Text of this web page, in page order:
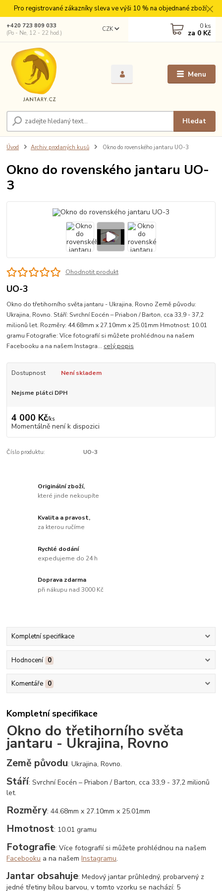
Pro registrované zákazníky sleva ve výši 10 % na objednané zboží.
Menu
CZK
Hledat
+420 723 809 033
(Po - Ne, 12 - 22 hod.)
0 ks
za 0 Kč
Úvod Archiv prodaných kusů Okno do rovenského jantaru UO-3
Okno do rovenského jantaru UO-
3
Ohodnotit produkt
UO-3
Okno do třetihorního světa jantaru - Ukrajina, Rovno Země původu:
Ukrajina, Rovno. Stáří: Svrchní Eocén – Priabon / Barton, cca 33,9 - 37,2
milionů let. Rozměry: 44.68mm x 27.10mm x 25.01mm Hmotnost: 10.01
gramu Fotografie: Více fotografií si můžete prohlédnou na našem
Facebooku a na našem Instagra... celý popis
Dostupnost Není skladem
Nejsme plátci DPH
4 000 Kč/ks
Momentálně není k dispozici
Číslo produktu: UO-3
Originální zboží,
které jinde nekoupíte
Kvalita a pravost,
za kterou ručíme
Rychlé dodání
expedujeme do 24 h
Doprava zdarma
při nákupu nad 3000 Kč
Kompletní specifikace
Hodnocení 0
Komentáře 0
Kompletní specifikace
Okno do třetihorního světa
jantaru - Ukrajina, Rovno
Země původu: Ukrajina, Rovno.
Stáří: Svrchní Eocén – Priabon / Barton, cca 33,9 - 37,2 milionů
let.
Rozměry: 44.68mm x 27.10mm x 25.01mm
Hmotnost: 10.01 gramu
Fotografie: Více fotografií si můžete prohlédnou na našem
Facebooku a na našemInstagramu.
Jantar obsahuje: Medový jantar průhledný, probarvený z
jedné třetiny bílou barvou, v tomto vzorku se nachází: 5